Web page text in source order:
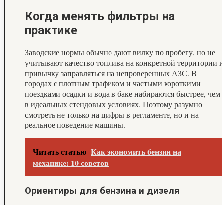
Когда менять фильтры на
практике
Заводские нормы обычно дают вилку по пробегу, но не
учитывают качество топлива на конкретной территории
привычку заправляться на непроверенных АЗС. В
городах с плотным трафиком и частыми короткими
поездками осадки и вода в баке набираются быстрее, чем
в идеальных стендовых условиях. Поэтому разумно
смотреть не только на цифры в регламенте, но и на
реальное поведение машины.
Читать статью Как экономить бензин на
механике: 10 советов
Ориентиры для бензина и дизеля